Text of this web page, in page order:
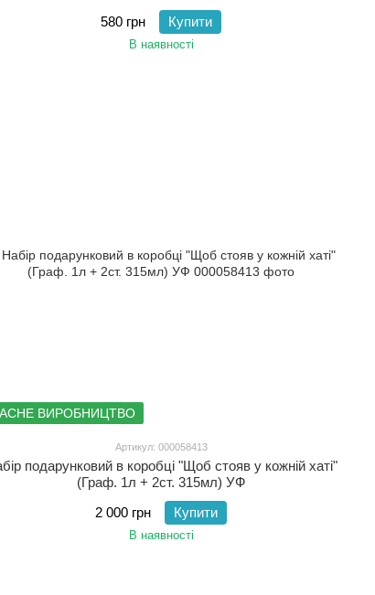
580 грн
Купити
В наявності
ВИРОБНИЦТВО
Артикул: 000058413
подарунковий в коробці "Щоб стояв у кожній хаті"
(Граф. 1л + 2ст. 315мл) УФ
2 000 грн
Купити
В наявності